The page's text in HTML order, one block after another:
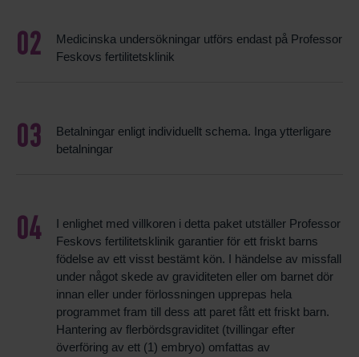
Medicinska undersökningar utförs endast på Professor
Feskovs fertilitetsklinik
Betalningar enligt individuellt schema. Inga ytterligare
betalningar
I enlighet med villkoren i detta paket utställer Professor
Feskovs fertilitetsklinik garantier för ett friskt barns
födelse av ett visst bestämt kön. I händelse av missfall
under något skede av graviditeten eller om barnet dör
innan eller under förlossningen upprepas hela
programmet fram till dess att paret fått ett friskt barn.
Hantering av flerbördsgraviditet (tvillingar efter
överföring av ett (1) embryo) omfattas av